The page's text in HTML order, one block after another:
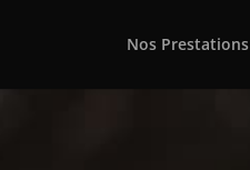
Nos Prestations